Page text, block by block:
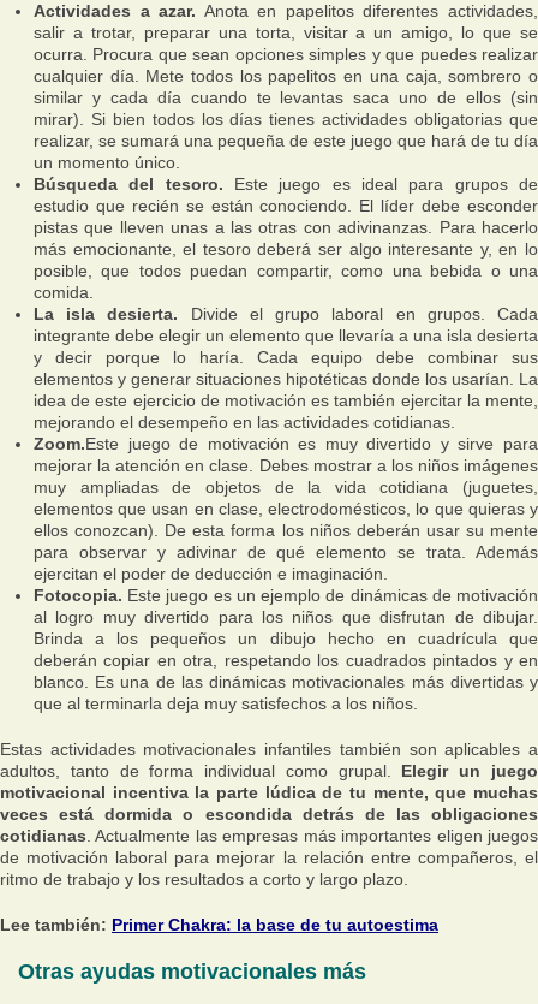
Actividades a azar. Anota en papelitos diferentes actividades,
salir a trotar, preparar una torta, visitar a un amigo, lo que se
ocurra. Procura que sean opciones simples y que puedes realizar
cualquier día. Mete todos los papelitos en una caja, sombrero o
similar y cada día cuando te levantas saca uno de ellos (sin
mirar). Si bien todos los días tienes actividades obligatorias que
realizar, se sumará una pequeña de este juego que hará de tu día
un momento único.
Búsqueda del tesoro. Este juego es ideal para grupos de
estudio que recién se están conociendo. El líder debe esconder
pistas que lleven unas a las otras con adivinanzas. Para hacerlo
más emocionante, el tesoro deberá ser algo interesante y, en lo
posible, que todos puedan compartir, como una bebida o una
comida.
La isla desierta. Divide el grupo laboral en grupos. Cada
integrante debe elegir un elemento que llevaría a una isla desierta
y decir porque lo haría. Cada equipo debe combinar sus
elementos y generar situaciones hipotéticas donde los usarían. La
idea de este ejercicio de motivación es también ejercitar la mente,
mejorando el desempeño en las actividades cotidianas.
Zoom.Este ‪juego de motivación es muy divertido y sirve para
mejorar la atención en clase. Debes mostrar a los niños imágenes
muy ampliadas de objetos de la vida cotidiana (juguetes,
elementos que usan en clase, electrodomésticos, lo que quieras y
ellos conozcan). De esta forma los niños deberán usar su mente
para observar y adivinar de qué elemento se trata. Además
ejercitan el poder de deducción e imaginación.
Fotocopia. Este juego es un ejemplo de ‪dinámicas de motivación
al logro muy divertido para los niños que disfrutan de dibujar.
Brinda a los pequeños un dibujo hecho en cuadrícula‬ que
deberán copiar en otra, respetando los cuadrados pintados y en
blanco. Es una de las dinámicas motivacionales más divertidas y
que al terminarla deja muy satisfechos a los niños.
Estas ‪actividades motivacionales‬ infantiles también son aplicables a
adultos, tanto de forma individual como grupal. Elegir un juego
motivacional incentiva la parte lúdica de tu mente, que muchas
veces está dormida o escondida detrás de las obligaciones
cotidianas . Actualmente las empresas más importantes eligen juegos
de motivación laboral para mejorar la relación entre compañeros, el
ritmo de trabajo y los resultados a corto y largo plazo.
Lee también: Primer Chakra: la base de tu autoestima
Otras ayudas motivacionales más